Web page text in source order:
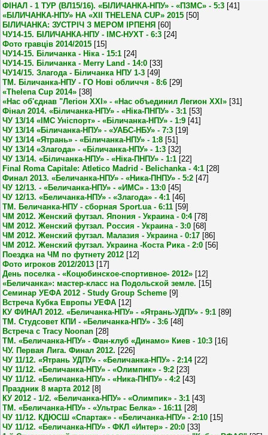
ФІНАЛ - 1 ТУР (ВЛ15/16). «БІЛИЧАНКА-НПУ» - «ПЗМС» - 5:3 [41]
«БІЛИЧАНКА-НПУ» НА «XII THELENA CUP» 2015 [50]
БІЛИЧАНКА: ЗУСТРІЧ З МЕРОМ ІРПЕНЯ [60]
ЧУ14-15. БІЛИЧАНКА-НПУ - ІМС-НУХТ - 6:3 [24]
Фото гравців 2014/2015 [15]
ЧУ14-15. Біличанка - Ніка - 15:1 [24]
ЧУ14-15. Біличанка - Merry Land - 14:0 [33]
ЧУ14/15. Злагода - Біличанка НПУ 1-3 [49]
ТМ. Біличанка-НПУ - ГО Нові обличчя - 8:6 [29]
«Thelena Cup 2014» [38]
«Нас об'єднав "Легіон XXI» - «Нас объединил Легион XXI» [31]
Фінал 2014. «Біличанка-НПУ» - «Ніка-ПНПУ» - 3:1 [53]
ЧУ 13/14 «ІМС Уніспорт» - «Біличанка-НПУ» - 1:9 [41]
ЧУ 13/14 «Біличанка-НПУ» - «УАБС-НБУ» - 7:3 [19]
ЧУ 13/14 «Ятрань» - «Біличанка-НПУ» - 1:8 [51]
ЧУ 13/14 «Злагода» - «Біличанка-НПУ» - 1:3 [32]
ЧУ 13/14. «Біличанка-НПУ» - «Ніка-ПНПУ» - 1:1 [22]
Final Roma Capitale: Atletico Madrid - Belichanka - 4:1 [28]
Финал 2013. «Беличанка-НПУ» - «Ника-ПНПУ» - 5:2 [47]
ЧУ 12/13. - «Беличанка-НПУ» - «ИМС» - 13:0 [45]
ЧУ 12/13. «Беличанка-НПУ» - «Злагода» - 4:1 [46]
ТМ. Беличанка-НПУ - сборная Sport.ua - 6:11 [59]
ЧМ 2012. Женский футзал. Япония - Украина - 0:4 [78]
ЧМ 2012. Женский футзал. Россия - Украина - 3:0 [68]
ЧМ 2012. Женский футзал. Малазия - Украина - 0:17 [86]
ЧМ 2012. Женский футзал. Украина -Коста Рика - 2:0 [56]
Поездка на ЧМ по футнету 2012 [12]
Фото игроков 2012/2013 [17]
День поселка - «Коцюбинское-спортивное- 2012» [12]
«Беличанка»: мастер-класс на Подольской земле. [15]
Семинар УЕФА 2012 - Study Group Scheme [9]
Встреча Кубка Европы УЕФА [12]
КУ ФИНАЛ 2012. «Беличанка-НПУ» - «Ятрань-УДПУ» - 9:1 [89]
ТМ. Студсовет КПИ - «Беличанка-НПУ» - 3:6 [48]
Встреча с Tracy Noonan [28]
ТМ. «Беличанка-НПУ» - Фан-клуб «Динамо» Киев - 10:3 [16]
ЧУ. Первая Лига. Финал 2012. [226]
ЧУ 11/12. «Ятрань УДПУ» - «Беличанка-НПУ» - 2:14 [22]
ЧУ 11/12. «Беличанка-НПУ» - «Олимпик» - 9:2 [23]
ЧУ 11/12. «Беличанка-НПУ» - «Ника-ПНПУ» - 4:2 [43]
Праздник 8 марта 2012 [8]
КУ 2012 - 1/2. «Беличанка-НПУ» - «Олимпик» - 3:1 [43]
ТМ. «Беличанка-НПУ» - «Ультрас Белка» - 16:11 [28]
ЧУ 11/12. КДЮСШ «Спартак» - «Беличанка-НПУ» - 2:10 [15]
ЧУ 11/12. «Беличанка-НПУ» - ФКЛ «Интер» - 20:0 [33]